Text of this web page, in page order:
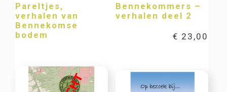
Pareltjes,
verhalen van
Bennekomse
bodem
Bennekommers –
verhalen deel 2
€ 23,00